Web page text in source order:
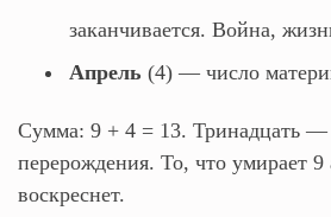
заканчивается. Война,
Апрель (4) — число
Сумма: 9 + 4 = 13. Тринадцать —
перерождения. То, что умирает 9
воскреснет.